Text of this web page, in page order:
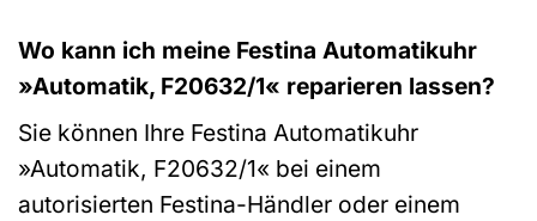
Wo kann ich meine Festina Automatikuhr
»Automatik, F20632/1« reparieren lassen?
Sie können Ihre Festina Automatikuhr
»Automatik, F20632/1« bei einem
autorisierten Festina-Händler oder einem